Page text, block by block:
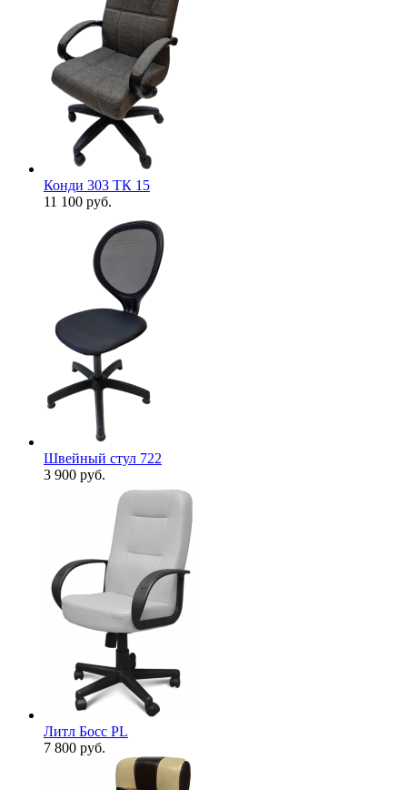
Конди 303 ТК 15
11 100 руб.
Швейный стул 722
3 900 руб.
Литл Босс PL
7 800 руб.